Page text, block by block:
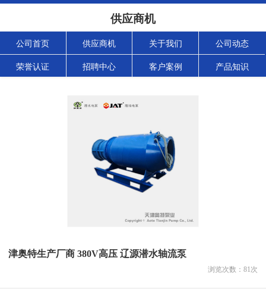
供应商机
公司首页 供应商机 关于我们 公司动态
荣誉认证 招聘中心 客户案例 产品知识
津奥特生产厂商 380V高压 辽源潜水轴流泵
浏览次数： 81次